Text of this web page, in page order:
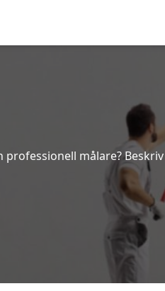
professionell målare?